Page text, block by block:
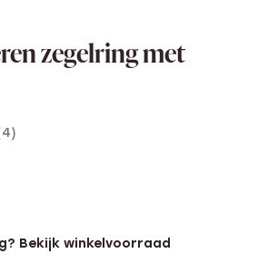
zegelring met
Bekijk winkelvoorraad